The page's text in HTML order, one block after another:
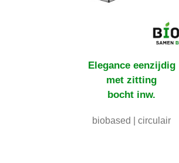
Elegance eenzijdig
met zitting
bocht inw.
biobased | circulair